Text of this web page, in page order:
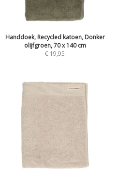
Handdoek, Recycled katoen, Donker
olijfgroen, 70 x 140 cm
€ 19,95